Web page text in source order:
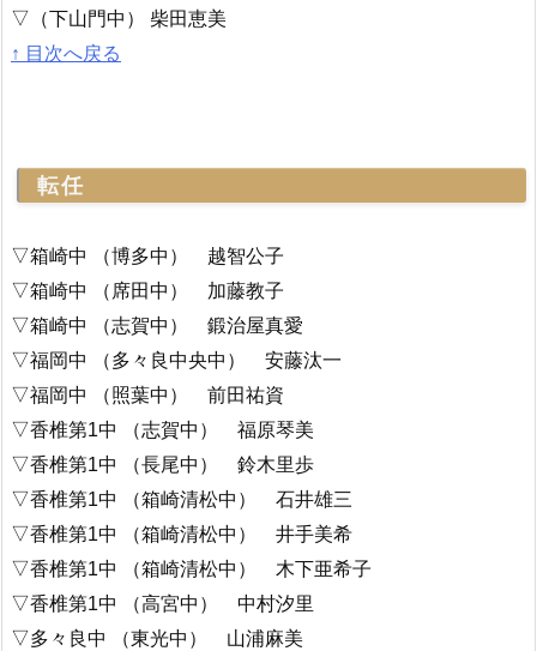
▽（下山門中） 柴田恵美
↑ 目次へ戻る
転任
▽箱崎中 （博多中） 越智公子
▽箱崎中 （席田中） 加藤教子
▽箱崎中 （志賀中） 鍛治屋真愛
▽福岡中 （多々良中央中） 安藤汰一
▽福岡中 （照葉中） 前田祐資
▽香椎第1中 （志賀中） 福原琴美
▽香椎第1中 （長尾中） 鈴木里歩
▽香椎第1中 （箱崎清松中） 石井雄三
▽香椎第1中 （箱崎清松中） 井手美希
▽香椎第1中 （箱崎清松中） 木下亜希子
▽香椎第1中 （高宮中） 中村汐里
▽多々良中 （東光中） 山浦麻美